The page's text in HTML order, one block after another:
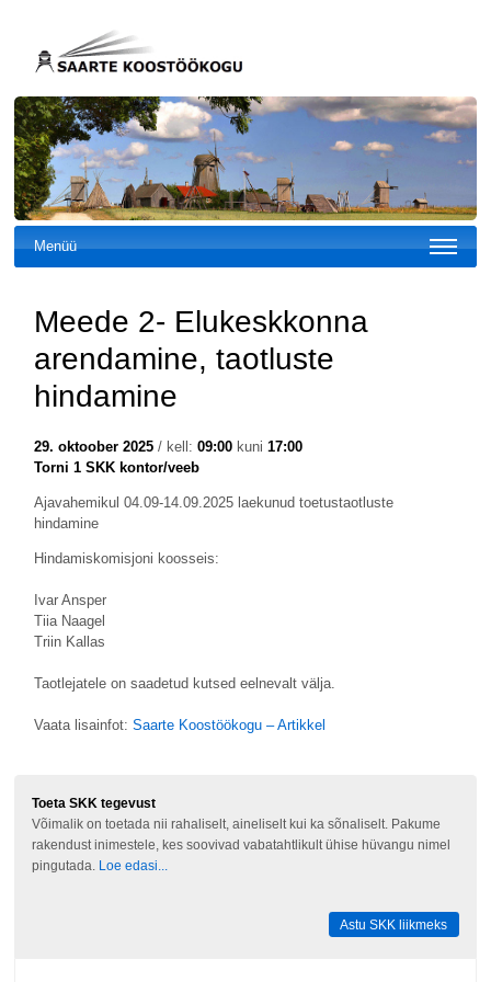
Menüü
Meede 2- Elukeskkonna
arendamine, taotluste
hindamine
29. oktoober 2025/ kell: 09:00kuni 17:00
Torni 1 SKK kontor/veeb
Ajavahemikul 04.09-14.09.2025 laekunud toetustaotluste
hindamine
Hindamiskomisjoni koosseis:
Ivar Ansper
Tiia Naagel
Triin Kallas
Taotlejatele on saadetud kutsed eelnevalt välja.
Vaata lisainfot: Saarte Koostöökogu – Artikkel
Toeta SKK tegevust
Võimalik on toetada nii rahaliselt, aineliselt kui ka sõnaliselt. Pakume
rakendust inimestele, kes soovivad vabatahtlikult ühise hüvangu nimel
pingutada.
Loe edasi...
Astu SKK liikmeks